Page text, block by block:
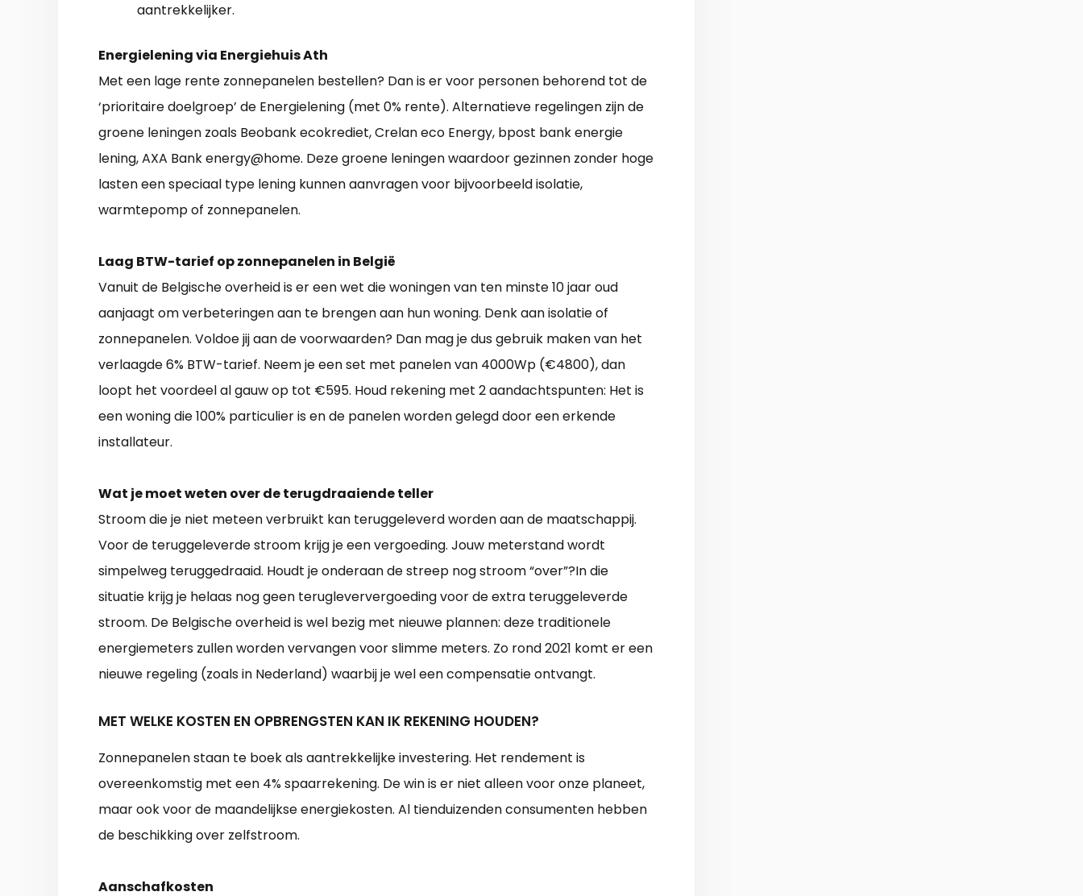
aantrekkelijker.
Energielening via Energiehuis Ath
Met een lage rente zonnepanelen bestellen? Dan is er voor personen behorend tot de
‘prioritaire doelgroep’ de Energielening (met 0% rente). Alternatieve regelingen zijn de
groene leningen zoals Beobank ecokrediet, Crelan eco Energy, bpost bank energie
lening, AXA Bank energy@home. Deze groene leningen waardoor gezinnen zonder hoge
lasten een speciaal type lening kunnen aanvragen voor bijvoorbeeld isolatie,
warmtepomp of zonnepanelen.
Laag BTW-tarief op zonnepanelen in België
Vanuit de Belgische overheid is er een wet die woningen van ten minste 10 jaar oud
aanjaagt om verbeteringen aan te brengen aan hun woning. Denk aan isolatie of
zonnepanelen. Voldoe jij aan de voorwaarden? Dan mag je dus gebruik maken van het
verlaagde 6% BTW-tarief. Neem je een set met panelen van 4000Wp (€4800), dan
loopt het voordeel al gauw op tot €595. Houd rekening met 2 aandachtspunten: Het is
een woning die 100% particulier is en de panelen worden gelegd door een erkende
installateur.
Wat je moet weten over de terugdraaiende teller
Stroom die je niet meteen verbruikt kan teruggeleverd worden aan de maatschappij.
Voor de teruggeleverde stroom krijg je een vergoeding. Jouw meterstand wordt
simpelweg teruggedraaid. Houdt je onderaan de streep nog stroom “over”?In die
situatie krijg je helaas nog geen terugleververgoeding voor de extra teruggeleverde
stroom. De Belgische overheid is wel bezig met nieuwe plannen: deze traditionele
energiemeters zullen worden vervangen voor slimme meters. Zo rond 2021 komt er een
nieuwe regeling (zoals in Nederland) waarbij je wel een compensatie ontvangt.
MET WELKE KOSTEN EN OPBRENGSTEN KAN IK REKENING HOUDEN?
Zonnepanelen staan te boek als aantrekkelijke investering. Het rendement is
overeenkomstig met een 4% spaarrekening. De win is er niet alleen voor onze planeet,
maar ook voor de maandelijkse energiekosten. Al tienduizenden consumenten hebben
de beschikking over zelfstroom.
Aanschafkosten